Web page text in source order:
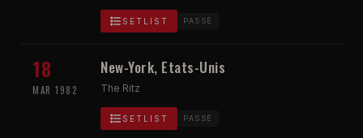
SETLIST PASSÉ
18
MAR 1982
New-York, Etats-Unis
The Ritz
SETLIST PASSÉ